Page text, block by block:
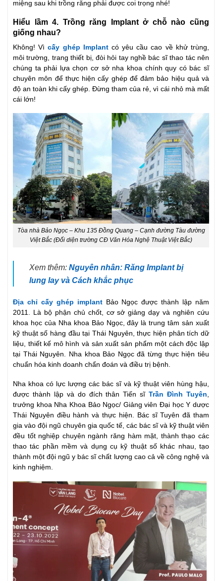
miệng sau khi trồng răng phải được coi trọng nhé!
Hiểu lầm 4. Trồng răng Implant ở chỗ nào cũng
giống nhau?
Không! Vìcấy ghép Implant có yêu cầu cao về khử trùng,
môi trường, trang thiết bị, đòi hỏi tay nghề bác sĩ thao tác nên
chúng ta phải lựa chọn cơ sở nha khoa chính quy có bác sĩ
chuyên môn để thực hiện cấy ghép để đảm bảo hiệu quả và
độ an toàn khi cấy ghép. Đừng tham của rẻ, vì cái nhỏ mà mất
cái lớn!
Tòa nhà Bảo Ngọc – Khu 135 Đồng Quang – Cạnh đường Tàu đường
Việt Bắc (Đối diện trường CĐ Văn Hóa Nghệ Thuật Việt Bắc)
Xem thêm: Nguyên nhân: Răng Implant bị
lung lay và Cách khắc phục
Địa chỉ cấy ghép implant
Bảo Ngọc được thành lập năm
2011. Là bộ phận chủ chốt, cơ sở giảng dạy và nghiên cứu
khoa học của Nha khoa Bảo Ngọc, đây là trung tâm sản xuất
kỹ thuật số hàng đầu tại Thái Nguyên, thực hiện phân tích dữ
liệu, thiết kế mô hình và sản xuất sản phẩm một cách độc lập
tại Thái Nguyên. Nha khoa Bảo Ngọc đã từng thực hiện tiêu
chuẩn hóa kinh doanh chẩn đoán và điều trị bệnh.
Nha khoa có lực lượng các bác sĩ và kỹ thuật viên hùng hậu,
được thành lập và do đích thân Tiến sĩTrần Đình Tuyên
trưởng khoa Nha Khoa Bảo Ngọc/ Giảng viên Đại học Y dược
Thái Nguyên điều hành và thực hiện. Bác sĩ Tuyên đã tham
gia vào đội ngũ chuyên gia quốc tế, các bác sĩ và kỹ thuật viên
đều tốt nghiệp chuyên ngành răng hàm mặt, thành thạo các
thao tác phần mềm và dụng cụ kỹ thuật số khác nhau, tạo
thành một đội ngũ y bác sĩ chất lượng cao cả về công nghệ và
kinh nghiệm.